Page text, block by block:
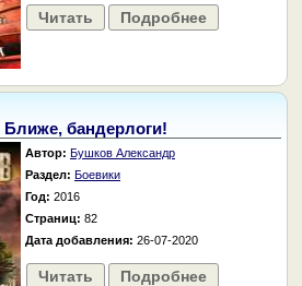
Читать Подробнее
Ближе, бандерлоги!
Автор: Бушков Александр
Раздел: Боевики
Год: 2016
Страниц: 82
Дата добавления: 26-07-2020
Читать Подробнее